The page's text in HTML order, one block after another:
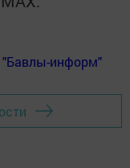
"Бавлы-информ"